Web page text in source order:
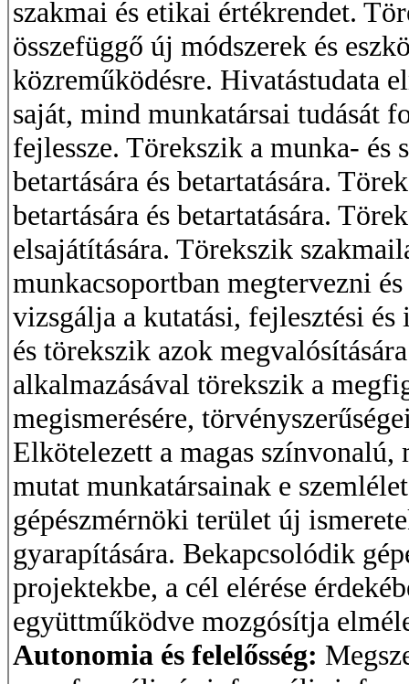
szakmai és etikai értékrendet.
összefüggő új módszerek és
közreműködésre. Hivatástudata
saját, mind munkatársai tudását
fejlessze. Törekszik a munka-
betartására és betartatására.
betartására és betartatására.
elsajátítására. Törekszik
munkacsoportban megtervezni
vizsgálja a kutatási, fejlesztési
és törekszik azok
alkalmazásával törekszik a
megismerésére,
Elkötelezett a magas
mutat munkatársainak e
gépészmérnöki terület új
gyarapítására. Bekapcsolódik
projektekbe, a cél elérése
együttműködve mozgósítja
Autonomia és felelősség: